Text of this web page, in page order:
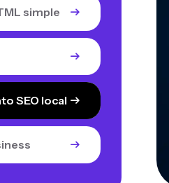
simple
SEO local